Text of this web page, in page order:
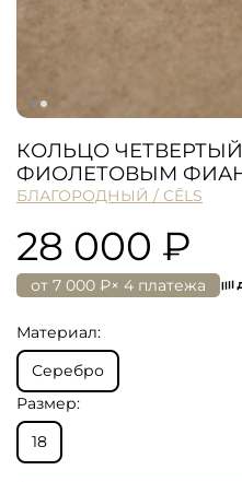
КОЛЬЦО
ФИОЛЕТОВЫМ
БЛАГОРОДНЫЙ / CĒLS
28 000 ₽
от 7 000 ₽× 4 платежа
Размер:
18
Материал:
Серебро